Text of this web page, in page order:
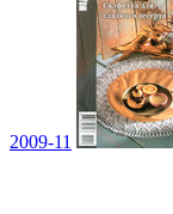
2009-11